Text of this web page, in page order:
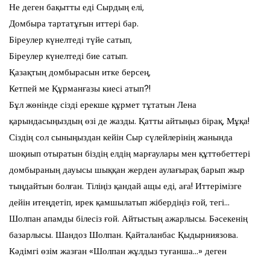
Не деген бақытты еді Сырдың елі,
Домбыра тартатұғын иттері бар.
Біреулер күнелтеді түйе сатып,
Біреулер күнелтеді бие сатып.
Қазақтың домбырасын итке берсең,
Кетпей ме Құрманғазы киесі атып?!
Бұл жөнінде сізді ерекше құрмет тұтатын Лена
қарындасыңыздың өзі де жазды. Қатты айтыңыз бірақ, Мұқа!
Сіздің сол сыныңыздан кейін Сыр сүлейлерінің жанында
шоқиып отыратын біздің елдің марғаулары мен құттөбеттері
домбыраның дауысы шыққан жерден аулағырақ барып жыр
тыңдайтын болған. Тіліңіз қандай ащы еді, аға! Иттерімізге
дейін итеңдетіп, ирек қамшылатып жібердіңіз ғой, тегі…
Шолпан апамды білесіз ғой. Айтыстың ажарлысы. Бәсекенің
базарлысы. Шандоз Шолпан. Қайталанбас Қыдырниязова.
Кәдімгі өзім жазған «Шолпан жұлдыз туғанша…» деген